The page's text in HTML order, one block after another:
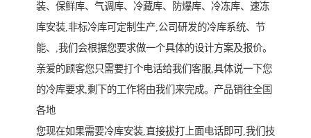
装、保鲜库、气调库、冷藏库、防爆库、冷冻库、速冻
库安装,非标冷库可定制生产,公司研发的冷库系统、节
能、,我们会根据您要求做一个具体的设计方案及报价。
亲爱的顾客您只需要打个电话给我们客服,具体说一下您
的冷库要求,剩下的工作将由我们来完成。产品销往全国
各地
您现在如果需要冷库安装,直接拔打上面电话即可,我们技